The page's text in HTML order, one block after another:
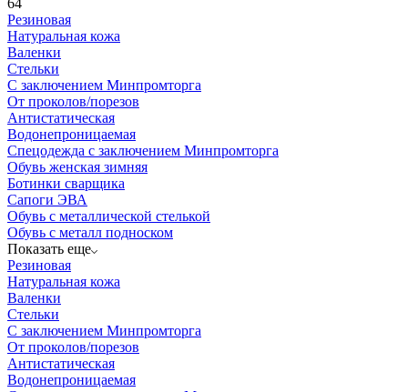
Резиновая
Натуральная кожа
Валенки
Стельки
С заключением Минпромторга
От проколов/порезов
Антистатическая
Водонепроницаемая
Спецодежда с заключением Минпромторга
Обувь женская зимняя
Ботинки сварщика
Сапоги ЭВА
Обувь с металлической стелькой
Обувь с металл подноском
Показать еще
Резиновая
Натуральная кожа
Валенки
Стельки
С заключением Минпромторга
От проколов/порезов
Антистатическая
Водонепроницаемая